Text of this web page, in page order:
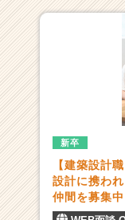
新卒
【建築設計
設計に携わ
仲間を募集中